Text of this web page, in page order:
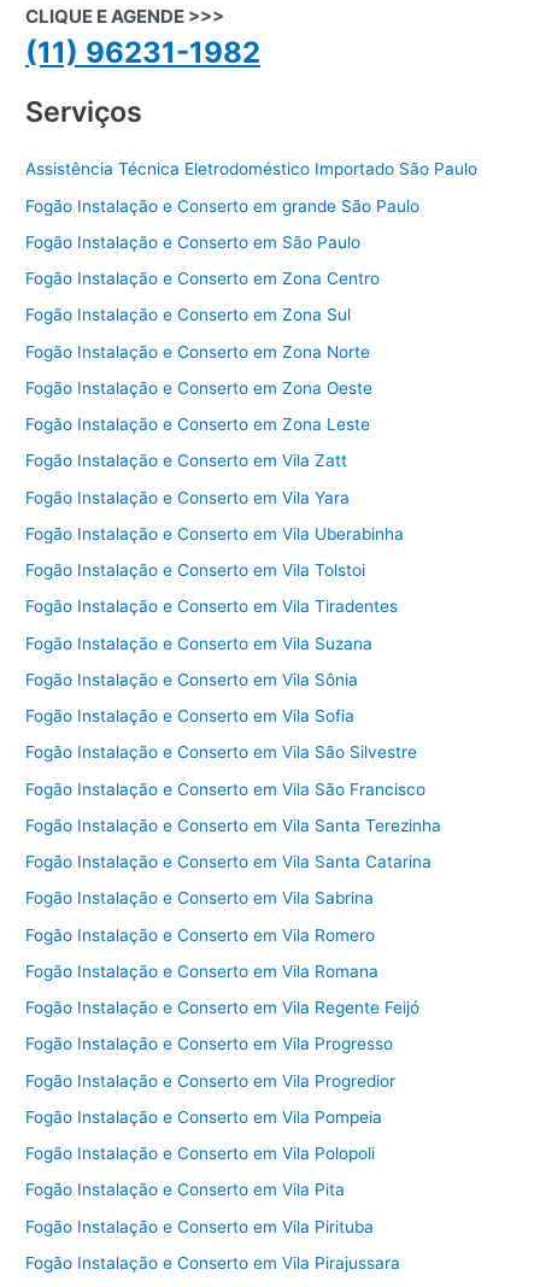
CLIQUE E AGENDE >>>
(11) 96231-1982
Serviços
Assistência Técnica Eletrodoméstico Importado São Paulo
Fogão Instalação e Conserto em grande São Paulo
Fogão Instalação e Conserto em São Paulo
Fogão Instalação e Conserto em Zona Centro
Fogão Instalação e Conserto em Zona Sul
Fogão Instalação e Conserto em Zona Norte
Fogão Instalação e Conserto em Zona Oeste
Fogão Instalação e Conserto em Zona Leste
Fogão Instalação e Conserto em Vila Zatt
Fogão Instalação e Conserto em Vila Yara
Fogão Instalação e Conserto em Vila Uberabinha
Fogão Instalação e Conserto em Vila Tolstoi
Fogão Instalação e Conserto em Vila Tiradentes
Fogão Instalação e Conserto em Vila Suzana
Fogão Instalação e Conserto em Vila Sônia
Fogão Instalação e Conserto em Vila Sofia
Fogão Instalação e Conserto em Vila São Silvestre
Fogão Instalação e Conserto em Vila São Francisco
Fogão Instalação e Conserto em Vila Santa Terezinha
Fogão Instalação e Conserto em Vila Santa Catarina
Fogão Instalação e Conserto em Vila Sabrina
Fogão Instalação e Conserto em Vila Romero
Fogão Instalação e Conserto em Vila Romana
Fogão Instalação e Conserto em Vila Regente Feijó
Fogão Instalação e Conserto em Vila Progresso
Fogão Instalação e Conserto em Vila Progredior
Fogão Instalação e Conserto em Vila Pompeia
Fogão Instalação e Conserto em Vila Polopoli
Fogão Instalação e Conserto em Vila Pita
Fogão Instalação e Conserto em Vila Pirituba
Fogão Instalação e Conserto em Vila Pirajussara